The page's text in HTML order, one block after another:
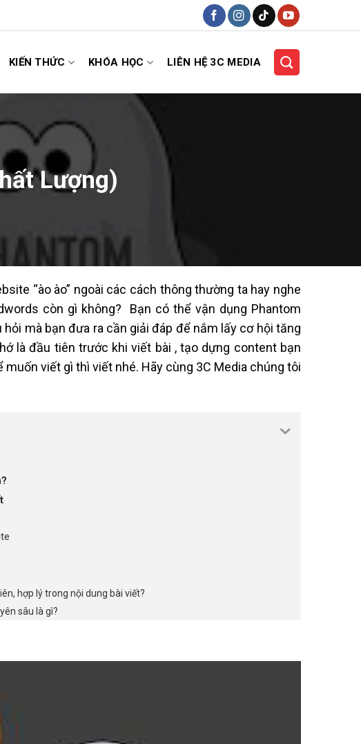
KIẾN THỨC KHÓA HỌC LIÊN HỆ 3C MEDIA
Lượng)
“ào ào” ngoài các cách thông thường ta hay nghe
còn gì không? Bạn có thể vận dụng Phantom
mà bạn đưa ra cần giải đáp để nắm lấy cơ hội tăng
là đầu tiên trước khi viết bài , tạo dựng content bạn
viết gì thì viết nhé. Hãy cùng 3C Media chúng tôi
hợp lý trong nội dung bài viết?
sâu là gì?